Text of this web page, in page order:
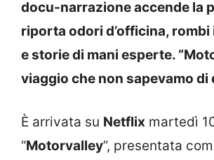
docu-narrazione accende la
riporta odori d’officina,
e storie di mani esperte.
viaggio che non sapevamo di
È arrivata su Netflix martedì
“Motorvalley”, presentata